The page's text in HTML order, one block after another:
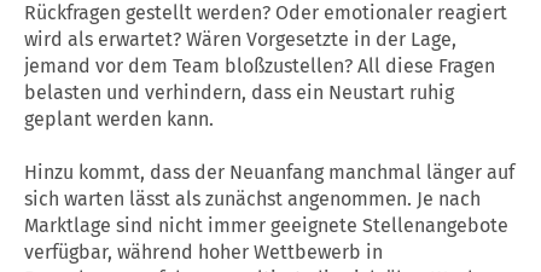
Rückfragen gestellt werden? Oder emotionaler reagiert
wird als erwartet? Wären Vorgesetzte in der Lage,
jemand vor dem Team bloßzustellen? All diese Fragen
belasten und verhindern, dass ein Neustart ruhig
geplant werden kann.
Hinzu kommt, dass der Neuanfang manchmal länger auf
sich warten lässt als zunächst angenommen. Je nach
Marktlage sind nicht immer geeignete Stellenangebote
verfügbar, während hoher Wettbewerb in